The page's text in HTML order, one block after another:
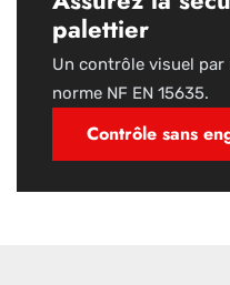
palettier
Un contrôle visuel
norme NF EN 15635.
Contrôle sans